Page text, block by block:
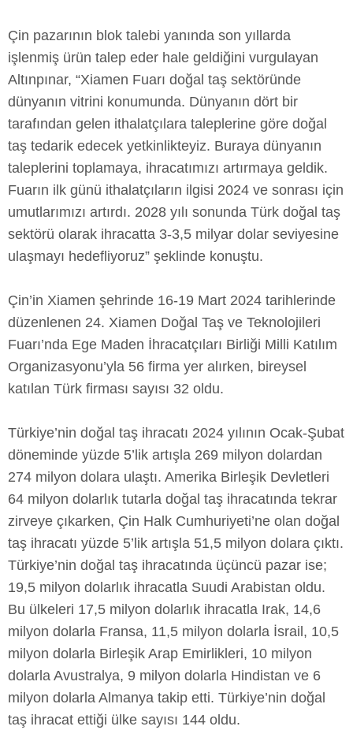
Çin pazarının blok talebi yanında son yıllarda
işlenmiş ürün talep eder hale geldiğini vurgulayan
Altınpınar, “Xiamen Fuarı doğal taş sektöründe
dünyanın vitrini konumunda. Dünyanın dört bir
tarafından gelen ithalatçılara taleplerine göre doğal
taş tedarik edecek yetkinlikteyiz. Buraya dünyanın
taleplerini toplamaya, ihracatımızı artırmaya geldik.
Fuarın ilk günü ithalatçıların ilgisi 2024 ve sonrası için
umutlarımızı artırdı. 2028 yılı sonunda Türk doğal taş
sektörü olarak ihracatta 3-3,5 milyar dolar seviyesine
ulaşmayı hedefliyoruz” şeklinde konuştu.
Çin’in Xiamen şehrinde 16-19 Mart 2024 tarihlerinde
düzenlenen 24. Xiamen Doğal Taş ve Teknolojileri
Fuarı’nda Ege Maden İhracatçıları Birliği Milli Katılım
Organizasyonu’yla 56 firma yer alırken, bireysel
katılan Türk firması sayısı 32 oldu.
Türkiye’nin doğal taş ihracatı 2024 yılının Ocak-Şubat
döneminde yüzde 5’lik artışla 269 milyon dolardan
274 milyon dolara ulaştı. Amerika Birleşik Devletleri
64 milyon dolarlık tutarla doğal taş ihracatında tekrar
zirveye çıkarken, Çin Halk Cumhuriyeti’ne olan doğal
taş ihracatı yüzde 5’lik artışla 51,5 milyon dolara çıktı.
Türkiye’nin doğal taş ihracatında üçüncü pazar ise;
19,5 milyon dolarlık ihracatla Suudi Arabistan oldu.
Bu ülkeleri 17,5 milyon dolarlık ihracatla Irak, 14,6
milyon dolarla Fransa, 11,5 milyon dolarla İsrail, 10,5
milyon dolarla Birleşik Arap Emirlikleri, 10 milyon
dolarla Avustralya, 9 milyon dolarla Hindistan ve 6
milyon dolarla Almanya takip etti. Türkiye’nin doğal
taş ihracat ettiği ülke sayısı 144 oldu.